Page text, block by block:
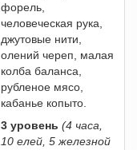
форель,
человеческая рука,
джутовые нити,
олений череп, малая
колба баланса,
рубленое мясо,
кабанье копыто.
3 уровень (4 часа,
10 елей, 5 железной